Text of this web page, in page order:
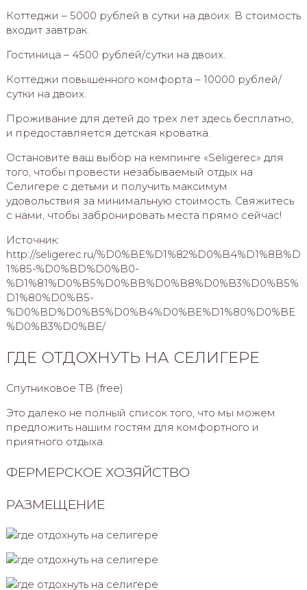
Коттеджи – 5000 рублей в сутки на двоих. В стоимость
входит завтрак.
Гостиница – 4500 рублей/сутки на двоих.
Коттеджи повышенного комфорта – 10000 рублей/
сутки на двоих.
Проживание для детей до трех лет здесь бесплатно,
и предоставляется детская кроватка.
Остановите ваш выбор на кемпинге «Seligerec» для
того, чтобы провести незабываемый отдых на
Селигере с детьми и получить максимум
удовольствия за минимальную стоимость. Свяжитесь
с нами, чтобы забронировать места прямо сейчас!
Источник:
http://seligerec.ru/%D0%BE%D1%82%D0%B4%D1%8B%D
1%85-%D0%BD%D0%B0-
%D1%81%D0%B5%D0%BB%D0%B8%D0%B3%D0%B5%
D1%80%D0%B5-
%D0%BD%D0%B5%D0%B4%D0%BE%D1%80%D0%BE
%D0%B3%D0%BE/
ГДЕ ОТДОХНУТЬ НА СЕЛИГЕРЕ
Спутниковое ТВ (free)
Это далеко не полный список того, что мы можем
предложить нашим гостям для комфортного и
приятного отдыха.
ФЕРМЕРСКОЕ ХОЗЯЙСТВО
РАЗМЕЩЕНИЕ